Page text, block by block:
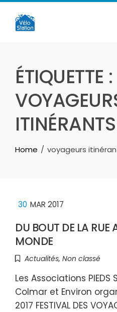
Skip
content
ÉTIQUETTE :
ITINÉRANTS
Home voyageurs
30 MAR 2017
DU BOUT DE LA RUE
MONDE
Actualités, Non classé
Les Associations PIEDS
Colmar et Environ
2017 FESTIVAL DES